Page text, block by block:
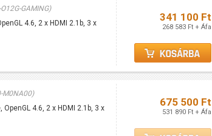
GAMING)
4.6, 2 x HDMI 2.1b, 3 x
341 100 Ft
268 583 Ft + Áfa
M0NA00)
4.6, 2 x HDMI 2.1b, 3 x
675 500 Ft
531 890 Ft + Áfa